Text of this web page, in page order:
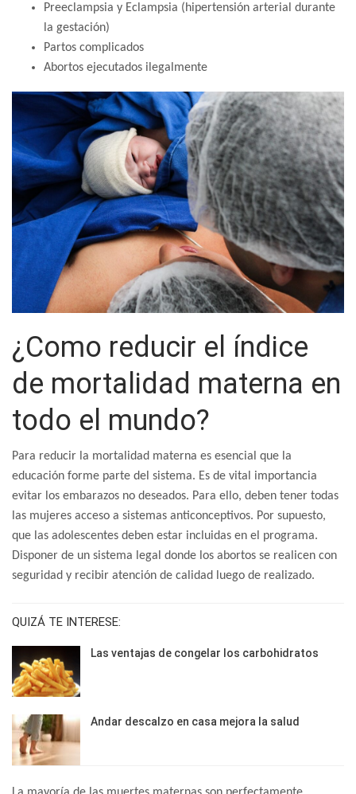
Preeclampsia y Eclampsia (hipertensión arterial durante
la gestación)
Partos complicados
Abortos ejecutados ilegalmente
¿Como reducir el índice
de mortalidad materna en
todo el mundo?
Para reducir la mortalidad materna es esencial que la
educación forme parte del sistema. Es de vital importancia
evitar los embarazos no deseados. Para ello, deben tener todas
las mujeres acceso a sistemas anticonceptivos. Por supuesto,
que las adolescentes deben estar incluidas en el programa.
Disponer de un sistema legal donde los abortos se realicen con
seguridad y recibir atención de calidad luego de realizado.
QUIZÁ TE INTERESE:
Las ventajas de congelar los carbohidratos
Andar descalzo en casa mejora la salud